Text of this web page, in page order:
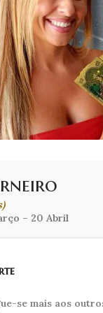
– 20 Abril
se mais aos